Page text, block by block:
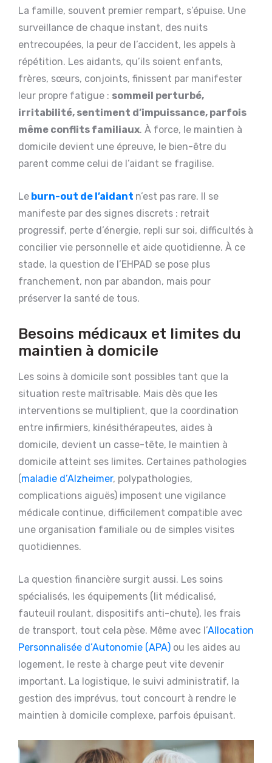
La famille, souvent premier rempart, s’épuise. Une
surveillance de chaque instant, des nuits
entrecoupées, la peur de l’accident, les appels à
répétition. Les aidants, qu’ils soient enfants,
frères, sœurs, conjoints, finissent par manifester
leur propre fatigue : sommeil perturbé,
irritabilité, sentiment d’impuissance, parfois
même conflits familiaux. À force, le maintien à
domicile devient une épreuve, le bien-être du
parent comme celui de l’aidant se fragilise.
Le burn-out de l’aidant n’est pas rare. Il se
manifeste par des signes discrets : retrait
progressif, perte d’énergie, repli sur soi, difficultés à
concilier vie personnelle et aide quotidienne. À ce
stade, la question de l’EHPAD se pose plus
franchement, non par abandon, mais pour
préserver la santé de tous.
Besoins médicaux et limites du
maintien à domicile
Les soins à domicile sont possibles tant que la
situation reste maîtrisable. Mais dès que les
interventions se multiplient, que la coordination
entre infirmiers, kinésithérapeutes, aides à
domicile, devient un casse-tête, le maintien à
domicile atteint ses limites. Certaines pathologies
(maladie d’Alzheimer, polypathologies,
complications aiguës) imposent une vigilance
médicale continue, difficilement compatible avec
une organisation familiale ou de simples visites
quotidiennes.
La question financière surgit aussi. Les soins
spécialisés, les équipements (lit médicalisé,
fauteuil roulant, dispositifs anti-chute), les frais
de transport, tout cela pèse. Même avec l’Allocation
Personnalisée d’Autonomie (APA) ou les aides au
logement, le reste à charge peut vite devenir
important. La logistique, le suivi administratif, la
gestion des imprévus, tout concourt à rendre le
maintien à domicile complexe, parfois épuisant.